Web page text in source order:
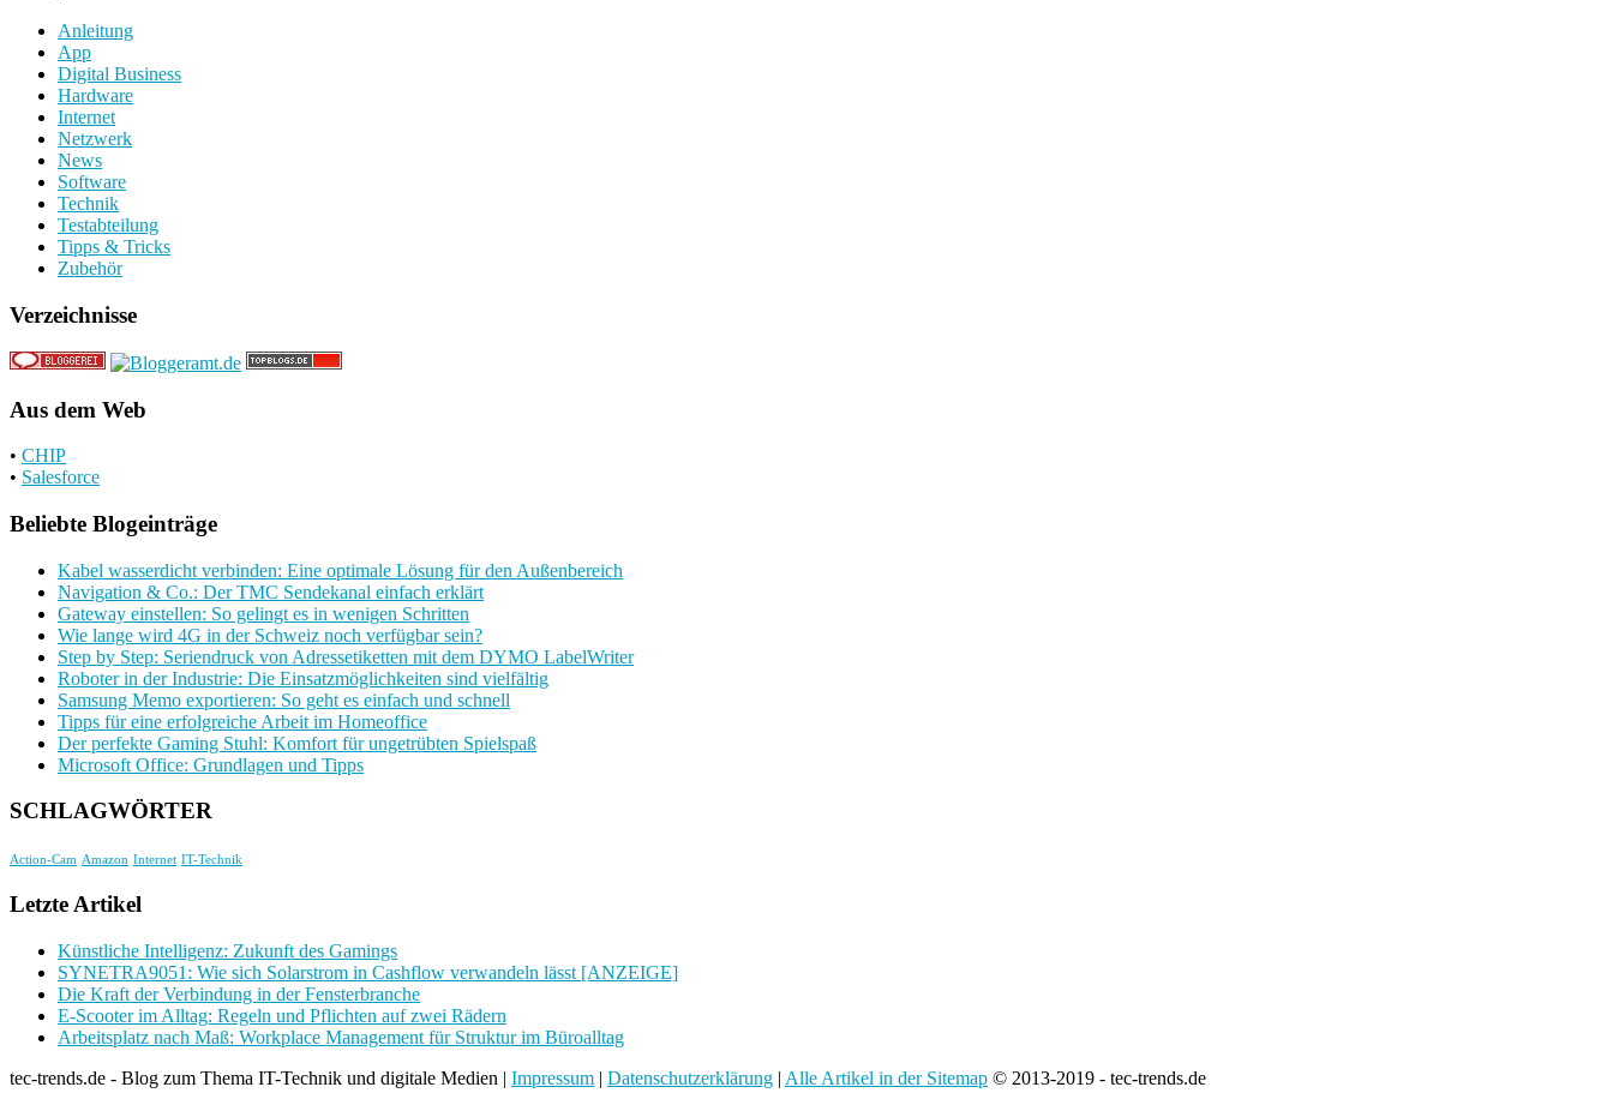
Anleitung
App
Digital Business
Hardware
Internet
Netzwerk
News
Software
Technik
Testabteilung
Tipps & Tricks
Zubehör
Verzeichnisse
Aus dem Web
• CHIP
• Salesforce
Beliebte Blogeinträge
Kabel wasserdicht verbinden: Eine optimale Lösung für den Außenbereich
Navigation & Co.: Der TMC Sendekanal einfach erklärt
Gateway einstellen: So gelingt es in wenigen Schritten
Wie lange wird 4G in der Schweiz noch verfügbar sein?
Step by Step: Seriendruck von Adressetiketten mit dem DYMO LabelWriter
Roboter in der Industrie: Die Einsatzmöglichkeiten sind vielfältig
Samsung Memo exportieren: So geht es einfach und schnell
Tipps für eine erfolgreiche Arbeit im Homeoffice
Der perfekte Gaming Stuhl: Komfort für ungetrübten Spielspaß
Microsoft Office: Grundlagen und Tipps
SCHLAGWÖRTER
Action-Cam Amazon Internet IT-Technik
Letzte Artikel
Künstliche Intelligenz: Zukunft des Gamings
SYNETRA9051: Wie sich Solarstrom in Cashflow verwandeln lässt [ANZEIGE]
Die Kraft der Verbindung in der Fensterbranche
E-Scooter im Alltag: Regeln und Pflichten auf zwei Rädern
Arbeitsplatz nach Maß: Workplace Management für Struktur im Büroalltag
tec-trends.de - Blog zum Thema IT-Technik und digitale Medien | Impressum | Datenschutzerklärung | Alle Artikel in der Sitemap © 2013-2019 - tec-trends.de